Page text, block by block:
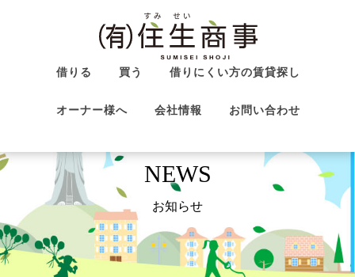
借りる 買う 借りにくい方の賃貸探し
オーナー様へ 会社情報 お問い合わせ
NEWS
お知らせ